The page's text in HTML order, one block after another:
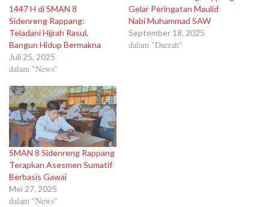
1447 H di SMAN 8
Sidenreng Rappang:
Teladani Hijrah Rasul,
Bangun Hidup Bermakna
Juli 25, 2025
dalam "News"
Gelar Peringatan Maulid
Nabi Muhammad SAW
September 18, 2025
dalam "Daerah"
SMAN 8 Sidenreng Rappang
Terapkan Asesmen Sumatif
Berbasis Gawai
Mei 27, 2025
dalam "News"